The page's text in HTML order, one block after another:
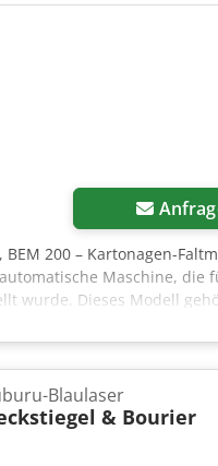
, BEM 200 – Kartonagen-
Maschine, die
wurde. Dieses Modell
in fast allen
Blaulaser
& Bourier